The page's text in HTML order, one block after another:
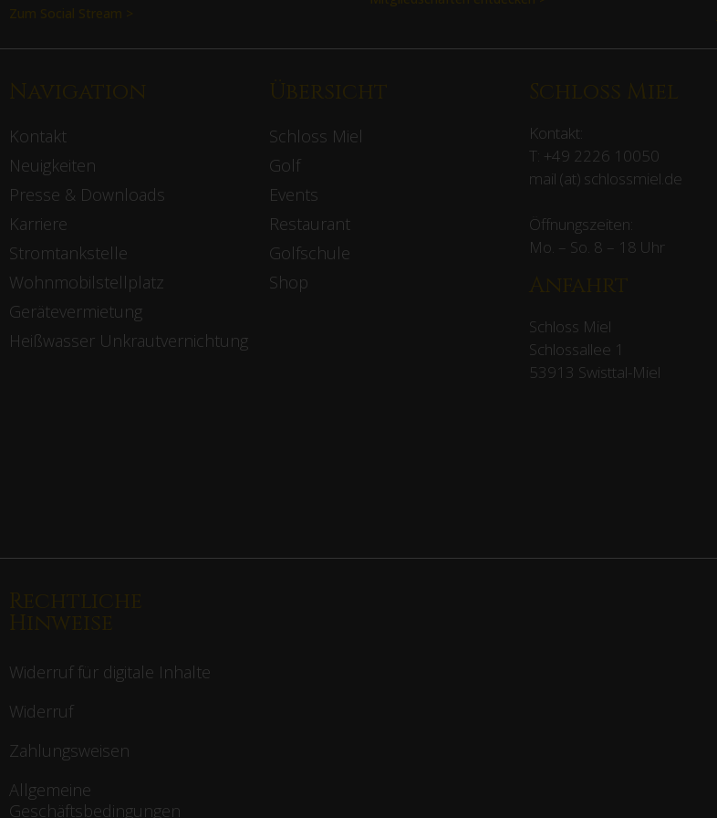
Zum Social Stream >
Navigation
Kontakt
Neuigkeiten
Presse & Downloads
Karriere
Stromtankstelle
Wohnmobilstellplatz
Gerätevermietung
Heißwasser Unkrautvernichtung
Übersicht
Schloss Miel
Golf
Events
Restaurant
Golfschule
Shop
Schloss Miel
Kontakt:
T: +49 2226 10050
mail (at) schlossmiel.de
Öffnungszeiten:
Mo. – So. 8 – 18 Uhr
Anfahrt
Schloss Miel
Schlossallee 1
53913 Swisttal-Miel
Rechtliche
Hinweise
Widerruf für digitale Inhalte
Widerruf
Zahlungsweisen
Allgemeine
Geschäftsbedingungen